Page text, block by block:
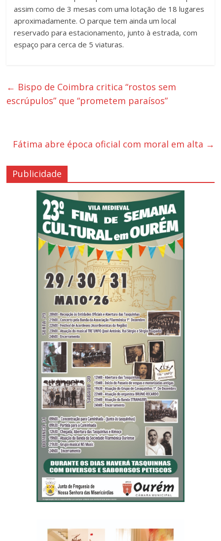
assim como de 3 mesas com uma lotação de 18 lugares
aproximadamente. O parque tem ainda um local
reservado para estacionamento, junto à estrada, com
espaço para cerca de 5 viaturas.
← Bispo de Coimbra critica “rostos sem
escrúpulos” que “prometem paraísos”
Fátima abre época oficial com moral em alta →
Publicidade